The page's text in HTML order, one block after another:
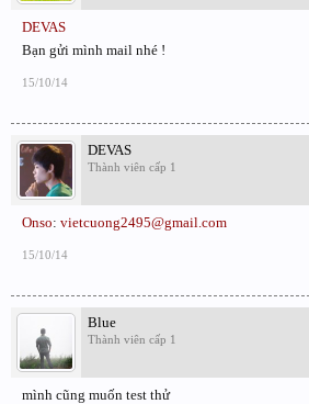
DEVAS
Bạn gửi mình mail nhé !
15/10/14
DEVAS
Thành viên cấp 1
Onso: vietcuong2495@gmail.com
15/10/14
Blue
Thành viên cấp 1
mình cũng muốn test thử